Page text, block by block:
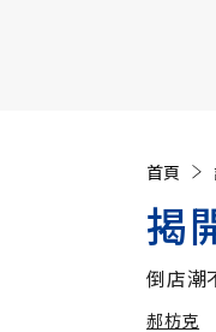
首頁
揭
倒店潮
郝枋克